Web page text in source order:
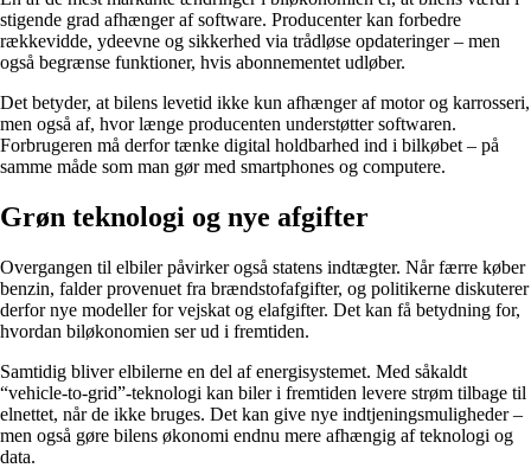
stigende grad afhænger af software. Producenter kan forbedre
rækkevidde, ydeevne og sikkerhed via trådløse opdateringer – men
også begrænse funktioner, hvis abonnementet udløber.
Det betyder, at bilens levetid ikke kun afhænger af motor og karrosseri,
men også af, hvor længe producenten understøtter softwaren.
Forbrugeren må derfor tænke digital holdbarhed ind i bilkøbet – på
samme måde som man gør med smartphones og computere.
Grøn teknologi og nye afgifter
Overgangen til elbiler påvirker også statens indtægter. Når færre køber
benzin, falder provenuet fra brændstofafgifter, og politikerne diskuterer
derfor nye modeller for vejskat og elafgifter. Det kan få betydning for,
hvordan biløkonomien ser ud i fremtiden.
Samtidig bliver elbilerne en del af energisystemet. Med såkaldt
“vehicle-to-grid”-teknologi kan biler i fremtiden levere strøm tilbage til
elnettet, når de ikke bruges. Det kan give nye indtjeningsmuligheder –
men også gøre bilens økonomi endnu mere afhængig af teknologi og
data.